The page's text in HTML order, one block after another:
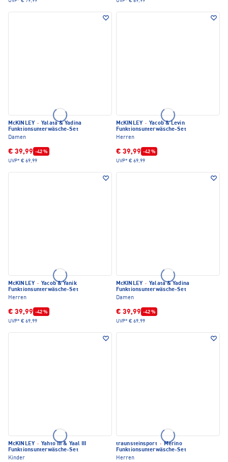
McKINLEY · Yalata & Yadina
Funktionsunterwäsche-Set
Damen
€ 39,99 -42 %
UVP* € 69,99
McKINLEY · Yacob & Levin
Funktionsunterwäsche-Set
Herren
€ 39,99 -42 %
UVP* € 69,99
McKINLEY · Yacob & Yanik
Funktionsunterwäsche-Set
Herren
€ 39,99 -42 %
UVP* € 69,99
McKINLEY · Yalata & Yadina
Funktionsunterwäsche-Set
Damen
€ 39,99 -42 %
UVP* € 69,99
McKINLEY · Yahto III & Yaal III
Funktionsunterwäsche-Set
Kinder
traunsteinsport · Merino
Funktionsunterwäsche-Set
Herren